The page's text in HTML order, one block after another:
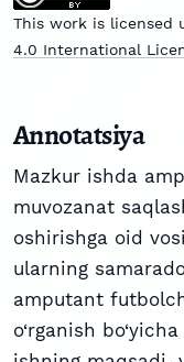
This work is licensed
4.0 International
Annotatsiya
Mazkur ishda
muvozanat
oshirishga oid
ularning
amputant
o‘rganish